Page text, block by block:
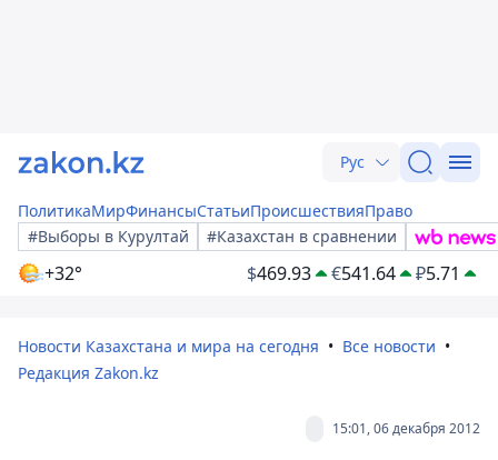
Рус
ПолитикаМирФинансыСтатьиПроисшествияПраво
#Выборы в Курултай
#Казахстан в сравнении
+32° $469.93 €541.64 ₽5.71
Новости Казахстана и мира на сегодня
Все новости
Редакция Zakon.kz
15:01, 06 декабря 2012